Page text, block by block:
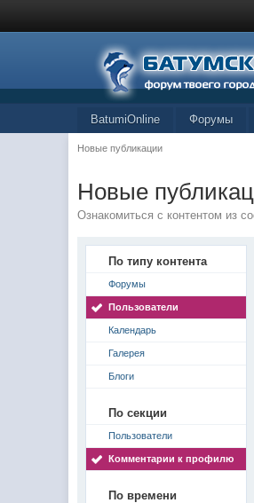
BatumiOnline Форумы
Новые публикации
Новые
Ознакомиться с контентом из
По типу контента
Форумы
Пользователи
Календарь
Галерея
Блоги
По секции
Пользователи
Комментарии к профилю
По времени